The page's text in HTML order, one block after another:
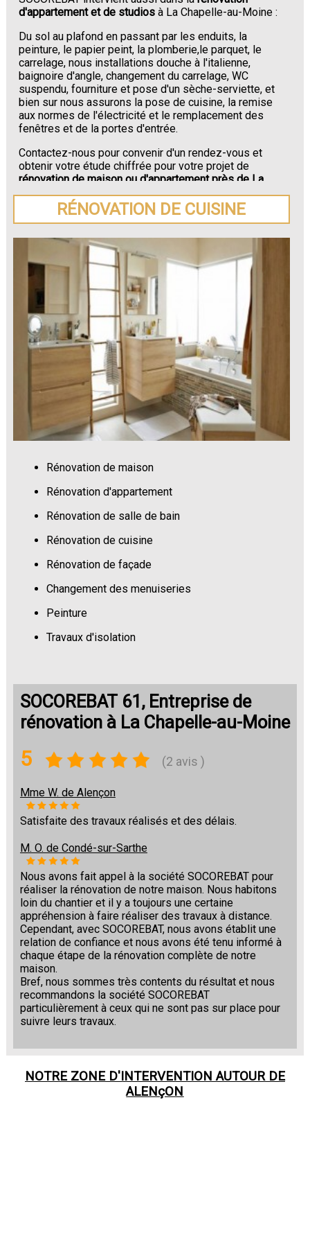
d'appartement et de studios à La Chapelle-au-Moine :
Du sol au plafond en passant par les enduits, la
peinture, le papier peint, la plomberie,le parquet, le
carrelage, nous installations douche à l'italienne,
baignoire d'angle, changement du carrelage, WC
suspendu, fourniture et pose d'un sèche-serviette, et
bien sur nous assurons la pose de cuisine, la remise
aux normes de l'électricité et le remplacement des
fenêtres et de la portes d'entrée.
Contactez-nous pour convenir d'un rendez-vous et
obtenir votre étude chiffrée pour votre projet de
rénovation de maison ou d'appartement près de La
Chapelle-au-Moine.
RÉNOVATION DE CUISINE
Rénovation de maison
Rénovation d'appartement
Rénovation de salle de bain
Rénovation de cuisine
Rénovation de façade
Changement des menuiseries
Peinture
Travaux d'isolation
SOCOREBAT 61, Entreprise de
rénovation à La Chapelle-au-Moine
5 (2 avis )
Mme W. de Alençon
Satisfaite des travaux réalisés et des délais.
M. O. de Condé-sur-Sarthe
Nous avons fait appel à la société SOCOREBAT pour
réaliser la rénovation de notre maison. Nous habitons
loin du chantier et il y a toujours une certaine
appréhension à faire réaliser des travaux à distance.
Cependant, avec SOCOREBAT, nous avons établit une
relation de confiance et nous avons été tenu informé à
chaque étape de la rénovation complète de notre
maison.
Bref, nous sommes très contents du résultat et nous
recommandons la société SOCOREBAT
particulièrement à ceux qui ne sont pas sur place pour
suivre leurs travaux.
NOTRE ZONE D'INTERVENTION AUTOUR DE
ALENçON